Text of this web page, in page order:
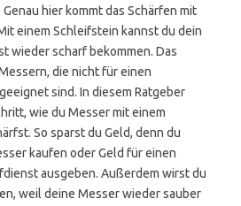
hier kommt das Schärfen mit
einem Schleifstein kannst du dein
wieder scharf bekommen. Das
die nicht für einen
sind. In diesem Ratgeber
wie du Messer mit einem
So sparst du Geld, denn du
kaufen oder Geld für einen
ausgeben. Außerdem wirst du
weil deine Messer wieder sauber